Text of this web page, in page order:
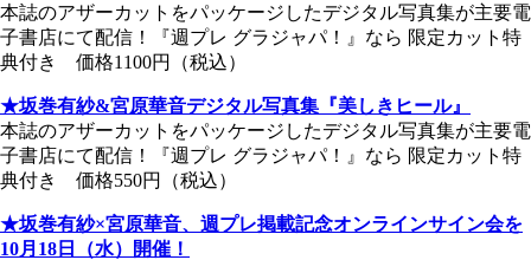
本誌のアザーカットをパッケージしたデジタル写真集が主要電
子書店にて配信！『週プレ グラジャパ！』なら 限定カット特
典付き 価格1100円（税込）
★坂巻有紗&宮原華音デジタル写真集『美しきヒール』
本誌のアザーカットをパッケージしたデジタル写真集が主要電
子書店にて配信！『週プレ グラジャパ！』なら 限定カット特
典付き 価格550円（税込）
★坂巻有紗×宮原華音、週プレ掲載記念オンラインサイン会を
10月18日（水）開催！